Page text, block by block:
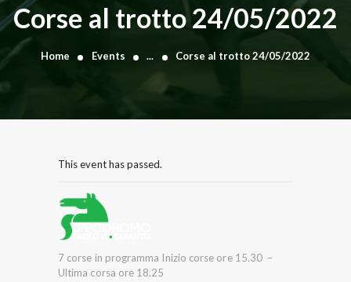
Corse al trotto 24/05/2022
Home Events ... Corse al trotto 24/05/2022
CLASSIFICHE
GRAN PREMI
This event has passed.
7 corse in programma Inizio corse ore 15.30 –
Ultima corsa ore 18.25